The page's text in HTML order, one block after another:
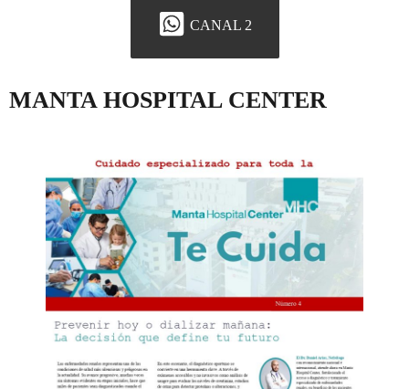
CANAL 2
MANTA HOSPITAL CENTER